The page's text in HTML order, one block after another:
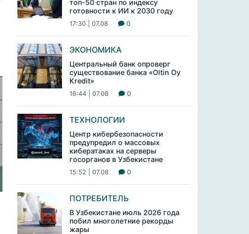
топ-50 стран по индексу
готовности к ИИ к 2030 году
17:30 | 07.08 0
ЭКОНОМИКА
Центральный банк опроверг
существование банка «Oltin Oy
Kredit»
16:44 | 07.08 0
ТЕХНОЛОГИИ
Центр кибербезопасности
предупредил о массовых
кибератаках на серверы
госорганов в Узбекистане
15:52 | 07.08 0
ПОТРЕБИТЕЛЬ
В Узбекистане июль 2026 года
побил многолетние рекорды
жары